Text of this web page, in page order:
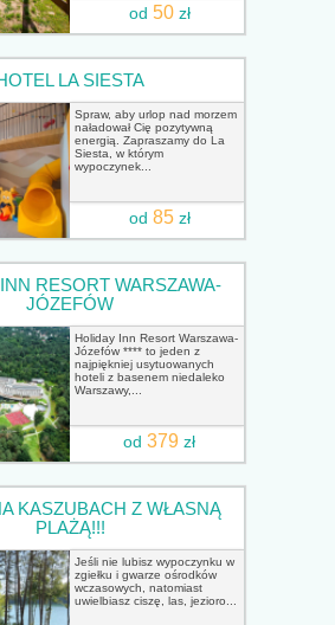
od 50zł
LA SIESTA
Spraw, aby urlop nad morzem
naładował Cię pozytywną
energią. Zapraszamy do La
Siesta, w którym
wypoczynek...
od 85zł
RESORT WARSZAWA-
JÓZEFÓW
Holiday Inn Resort Warszawa-
Józefów **** to jeden z
najpiękniej usytuowanych
hoteli z basenem niedaleko
Warszawy,...
od379 zł
KASZUBACH Z WŁASNĄ
PLAŻĄ!!!
Jeśli nie lubisz wypoczynku w
zgiełku i gwarze ośrodków
wczasowych, natomiast
uwielbiasz ciszę, las, jezioro...